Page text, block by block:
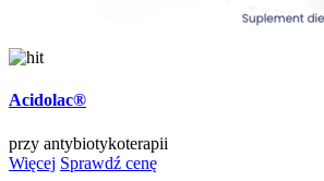
Acidolac®
przy antybiotykoterapii
Więcej Sprawdź cenę